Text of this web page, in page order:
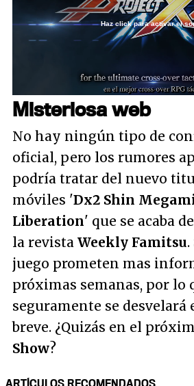
Unmute
Haz click para activar el
Misteriosa web
No hay ningún tipo de
oficial, pero los rumores
podría tratar del nuevo
móviles 'Dx2 Shin
Liberation' que se acaba
la revista Weekly Famitsu
juego prometen mas
próximas semanas, por lo
seguramente se
breve. ¿Quizás en el
Show?
ARTÍCULOS RECOMENDADOS